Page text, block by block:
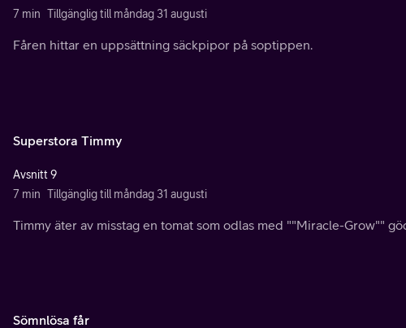
7 min Tillgänglig till måndag 31 augusti
Fåren hittar en uppsättning säckpipor på soptippen.
Superstora Timmy
Avsnitt 9
7 min Tillgänglig till måndag 31 augusti
Timmy äter av misstag en tomat som odlas med ""Miracle-Grow""
Sömnlösa får